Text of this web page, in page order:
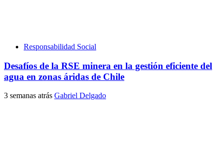
Responsabilidad Social
Desafíos de la RSE minera en la gestión eficiente del
agua en zonas áridas de Chile
3 semanas atrás Gabriel Delgado